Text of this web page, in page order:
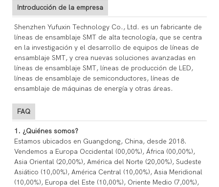
Introducción de la empresa
Shenzhen Yufuxin Technology Co., Ltd. es un fabricante de
líneas de ensamblaje SMT de alta tecnología, que se centra
en la investigación y el desarrollo de equipos de líneas de
ensamblaje SMT, y crea nuevas soluciones avanzadas en
líneas de ensamblaje SMT, líneas de producción de LED,
líneas de ensamblaje de semiconductores, líneas de
ensamblaje de máquinas de energía y otras áreas.
FAQ
1. ¿Quiénes somos?
Estamos ubicados en Guangdong, China, desde 2018.
Vendemos a Europa Occidental (00,00%), África (00,00%),
Asia Oriental (20,00%), América del Norte (20,00%), Sudeste
Asiático (10,00%), América Central (10,00%), Asia Meridional
(10,00%), Europa del Este (10,00%), Oriente Medio (7,00%),